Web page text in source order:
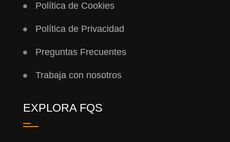
Política de Cookies
Política de Privacidad
Preguntas Frecuentes
Trabaja con nosotros
EXPLORA FQS